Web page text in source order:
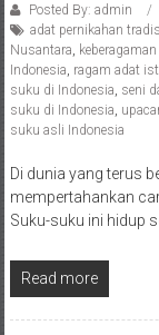
Posted By: admin
adat pernikahan
Nusantara,
Indonesia, ragam adat
suku di Indonesia, seni
suku di Indonesia,
suku asli Indonesia
Di dunia yang terus
mempertahankan
Suku-suku ini hidup
Read more